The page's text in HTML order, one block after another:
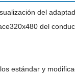
del
del
estándar y